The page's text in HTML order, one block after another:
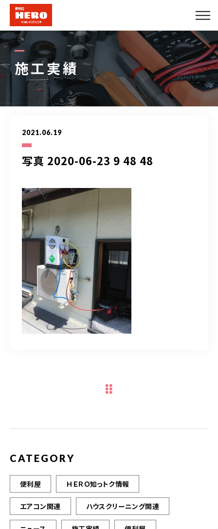
施工実績
2021.06.19
写真 2020-06-23 9 48 48
CATEGORY
便利屋 ＨＥＲＯ知っトク情報
エアコン関連 ハウスクリーニング関連
会社概要
エアコンメニュー
便利屋メニュー
法人のお客様
プロパートナー募集
スポットスタッフ募集中
080-9122-1616
受付時間
ご予約はこちら